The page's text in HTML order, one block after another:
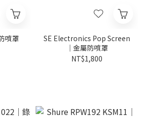
噴罩
SE Electronics Pop Screen
｜金屬防噴罩
NT$1,800